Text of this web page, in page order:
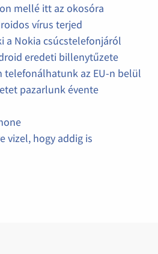
mellé itt az okosóra
vírus terjed
a Nokia csúcstelefonjáról
eredeti billenytűzete
az EU-n belül
pazarlunk évente
vizel, hogy addig is